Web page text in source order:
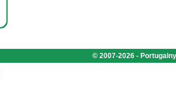
© 2007-2026 -